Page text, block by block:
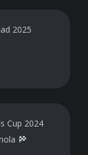
2025
Cup 2024